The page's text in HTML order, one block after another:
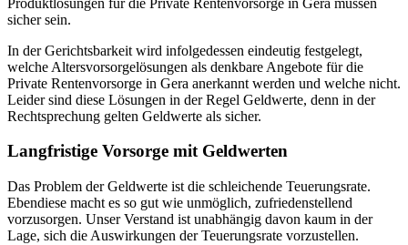
sicher sein.
In der Gerichtsbarkeit wird infolgedessen eindeutig festgelegt,
welche Altersvorsorgelösungen als denkbare Angebote für die
Private Rentenvorsorge in Gera anerkannt werden und welche nicht.
Leider sind diese Lösungen in der Regel Geldwerte, denn in der
Rechtsprechung gelten Geldwerte als sicher.
Langfristige Vorsorge mit Geldwerten
Das Problem der Geldwerte ist die schleichende Teuerungsrate.
Ebendiese macht es so gut wie unmöglich, zufriedenstellend
vorzusorgen. Unser Verstand ist unabhängig davon kaum in der
Lage, sich die Auswirkungen der Teuerungsrate vorzustellen.